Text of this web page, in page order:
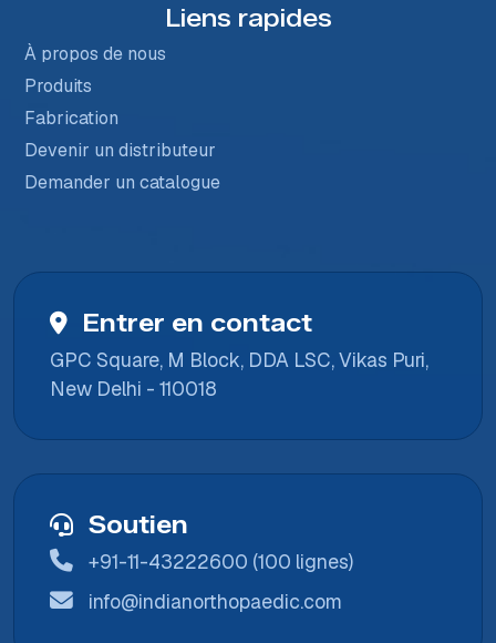
Liens rapides
À propos de nous
Produits
Fabrication
Devenir un distributeur
Demander un catalogue
Entrer en contact
GPC Square, M Block, DDA LSC, Vikas Puri,
New Delhi - 110018
Soutien
+91-11-43222600 (100 lignes)
info@indianorthopaedic.com